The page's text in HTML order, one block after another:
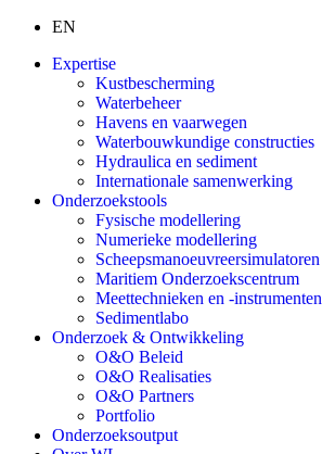
EN
Expertise
Kustbescherming
Waterbeheer
Havens en vaarwegen
Waterbouwkundige constructies
Hydraulica en sediment
Internationale samenwerking
Onderzoekstools
Fysische modellering
Numerieke modellering
Scheepsmanoeuvreersimulatoren
Maritiem Onderzoekscentrum
Meettechnieken en -instrumenten
Sedimentlabo
Onderzoek & Ontwikkeling
O&O Beleid
O&O Realisaties
O&O Partners
Portfolio
Onderzoeksoutput